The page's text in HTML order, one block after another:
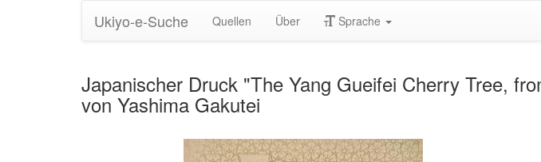
Ukiyo-e-Suche Quellen Über Sprache
Japanischer Druck "The Yang Gueifei Cherry Tree,
von Yashima Gakutei